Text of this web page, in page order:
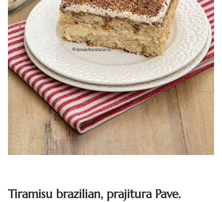
Tiramisu brazilian, prajitura Pave.